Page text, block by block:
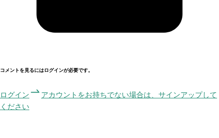
コメントを見るにはログインが必要です。
ログイン
アカウントをお持ちでない場合は、サインアップして
ください